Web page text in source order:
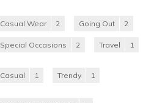
Casual Wear 2 Going Out 2
Special Occasions 2 Travel 1
Casual 1 Trendy 1